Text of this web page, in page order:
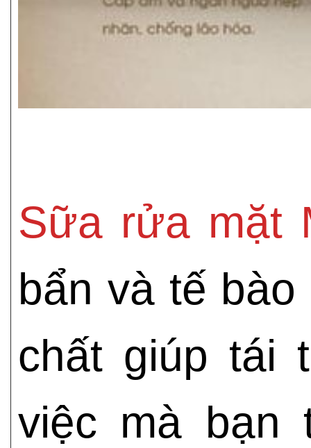
Sữa rửa mặt
bẩn và tế
chất giúp tái
việc mà bạn